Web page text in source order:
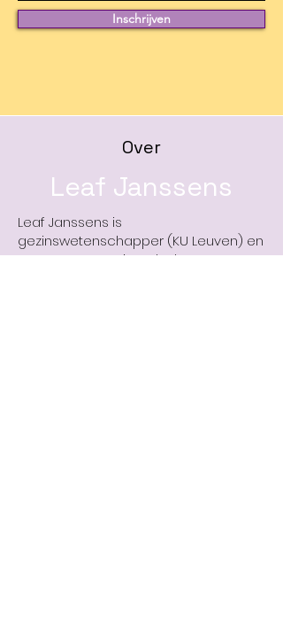
Inschrijven
Over
Leaf Janssens
Leaf Janssens is
gezinswetenschapper (KU Leuven) en
APPPAH Pre & Perinatal Educator. Ze